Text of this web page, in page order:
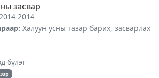
засвар
2014
Халуун усны газар барих, засварлах
бүлэг